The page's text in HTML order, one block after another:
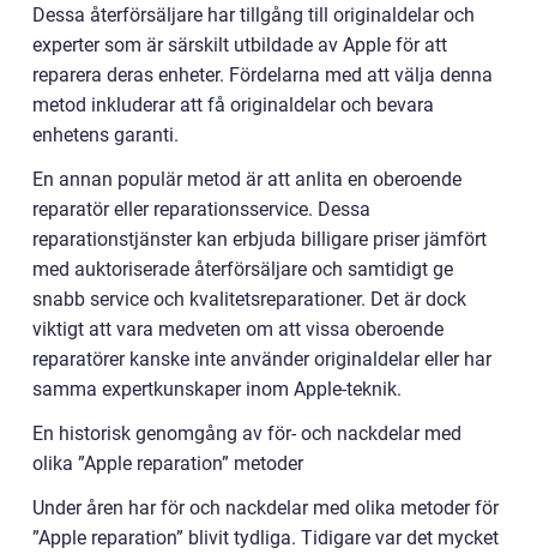
Dessa återförsäljare har tillgång till originaldelar och
experter som är särskilt utbildade av Apple för att
reparera deras enheter. Fördelarna med att välja denna
metod inkluderar att få originaldelar och bevara
enhetens garanti.
En annan populär metod är att anlita en oberoende
reparatör eller reparationsservice. Dessa
reparationstjänster kan erbjuda billigare priser jämfört
med auktoriserade återförsäljare och samtidigt ge
snabb service och kvalitetsreparationer. Det är dock
viktigt att vara medveten om att vissa oberoende
reparatörer kanske inte använder originaldelar eller har
samma expertkunskaper inom Apple-teknik.
En historisk genomgång av för- och nackdelar med
olika ”Apple reparation” metoder
Under åren har för och nackdelar med olika metoder för
”Apple reparation” blivit tydliga. Tidigare var det mycket